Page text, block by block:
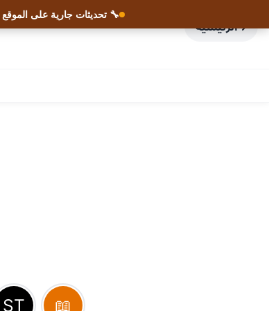
تفعيل الجرس أو الاشتراك
الرئيسية
🔧 تحديثات جارية على الموقع